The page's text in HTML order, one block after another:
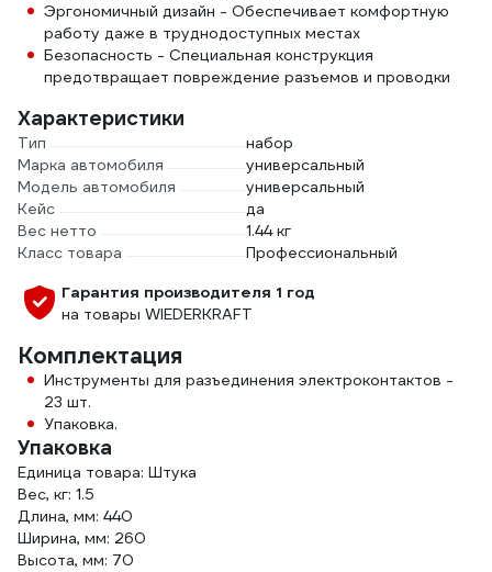
Эргономичный дизайн - Обеспечивает комфортную
работу даже в труднодоступных местах
Безопасность - Специальная конструкция
предотвращает повреждение разъемов и проводки
Характеристики
Тип
набор
Марка автомобиля
универсальный
Модель автомобиля
универсальный
Кейс
да
Вес нетто
1.44 кг
Класс товара
Профессиональный
Гарантия производителя 1 год
на товары WIEDERKRAFT
Комплектация
Инструменты для разъединения электроконтактов -
23 шт.
Упаковка.
Упаковка
Единица товара: Штука
Вес, кг: 1.5
Длина, мм: 440
Ширина, мм: 260
Высота, мм: 70